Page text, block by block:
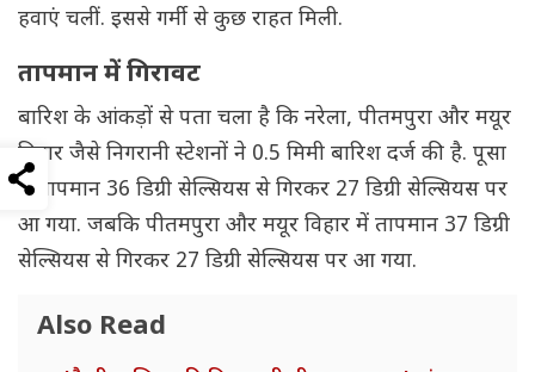
हवाएं चलीं. इससे गर्मी से कुछ राहत मिली.
तापमान में गिरावट
बारिश के आंकड़ों से पता चला है कि नरेला, पीतमपुरा और मयूर
विहार जैसे निगरानी स्टेशनों ने 0.5 मिमी बारिश दर्ज की है. पूसा
में तापमान 36 डिग्री सेल्सियस से गिरकर 27 डिग्री सेल्सियस पर
आ गया. जबकि पीतमपुरा और मयूर विहार में तापमान 37 डिग्री
सेल्सियस से गिरकर 27 डिग्री सेल्सियस पर आ गया.
Also Read